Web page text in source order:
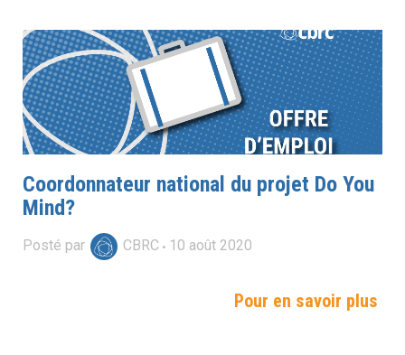
Coordonnateur national du projet Do You
Mind?
Posté par CBRC 10 août 2020
Pour en savoir plus